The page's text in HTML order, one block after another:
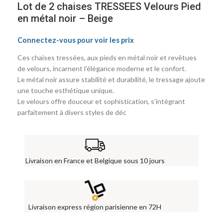
Lot de 2 chaises TRESSEES Velours Pied
en métal noir – Beige
Connectez-vous pour voir les prix
Ces chaises tressées, aux pieds en métal noir et revêtues
de velours, incarnent l’élégance moderne et le confort.
Le métal noir assure stabilité et durabilité, le tressage ajoute
une touche esthétique unique.
Le velours offre douceur et sophistication, s’intégrant
parfaitement à divers styles de déc
Livraison en France et Belgique sous 10 jours
Livraison express région parisienne en 72H